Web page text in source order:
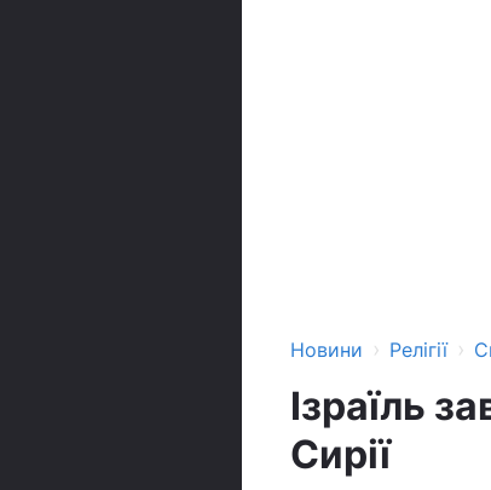
Новини › Релігії ›
Ізраїль
Сирії